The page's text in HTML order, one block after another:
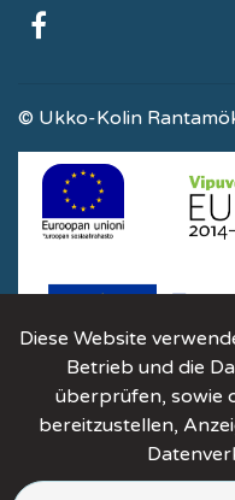
Diese Website
Betrieb und die
überprüfen, sowie
bereitzustellen,
© Ukko-Kolin